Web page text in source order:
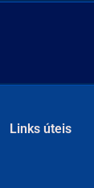
Links úteis